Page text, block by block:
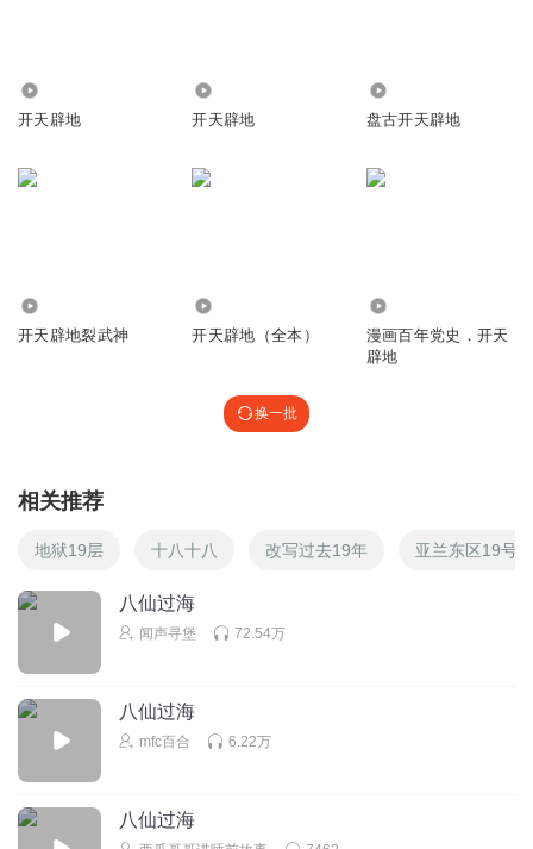
开天辟地 开天辟地 盘古开天辟地
开天辟地裂武神 开天辟地（全本）
漫画百年党史．开天
辟地
换一批
相关推荐
地狱19层 十八十八 改写过去19年 亚兰东区19号
八仙过海
闻声寻堡 72.54万
八仙过海
mfc百合 6.22万
八仙过海